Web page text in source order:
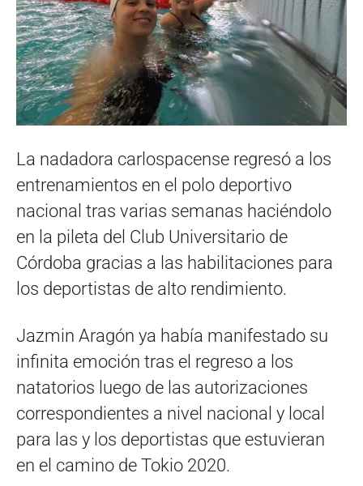
La nadadora carlospacense regresó a los
entrenamientos en el polo deportivo
nacional tras varias semanas haciéndolo
en la pileta del Club Universitario de
Córdoba gracias a las habilitaciones para
los deportistas de alto rendimiento.
Jazmin Aragón ya había manifestado su
infinita emoción tras el regreso a los
natatorios luego de las autorizaciones
correspondientes a nivel nacional y local
para las y los deportistas que estuvieran
en el camino de Tokio 2020.